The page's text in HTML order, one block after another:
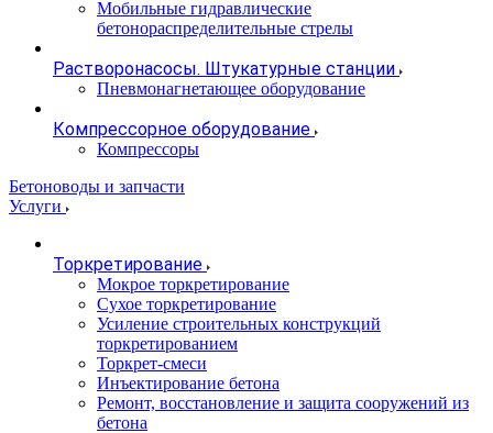
Мобильные гидравлические
бетонораспределительные стрелы
Растворонасосы. Штукатурные станции
Пневмонагнетающее оборудование
Компрессорное оборудование
Компрессоры
Бетоноводы и запчасти
Услуги
Торкретирование
Мокрое торкретирование
Сухое торкретирование
Усиление строительных конструкций
торкретированием
Торкрет-смеси
Инъектирование бетона
Ремонт, восстановление и защита сооружений из
бетона